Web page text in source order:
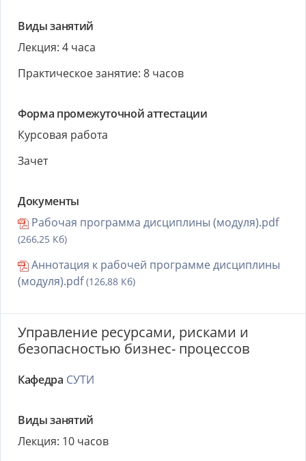
Виды занятий
Лекция: 4 часа
Практическое занятие: 8 часов
Форма промежуточной аттестации
Курсовая работа
Зачет
Документы
Рабочая программа дисциплины (модуля).pdf
(266,25 Кб)
Аннотация к рабочей программе дисциплины
(модуля).pdf(126,88 Кб)
Управление ресурсами, рисками и
безопасностью бизнес- процессов
Кафедра СУТИ
Виды занятий
Лекция: 10 часов